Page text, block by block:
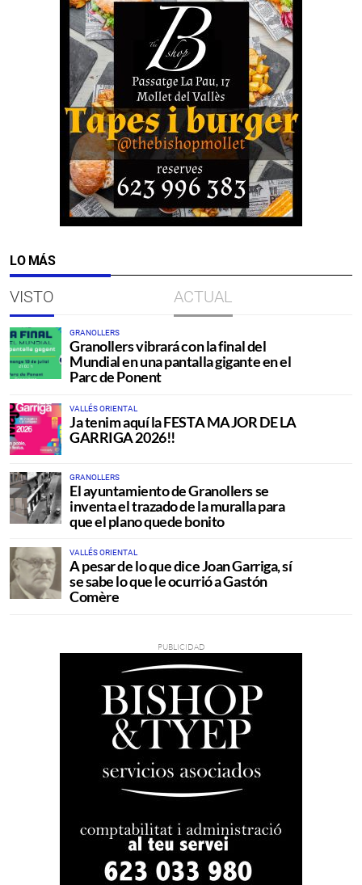
LO MÁS
VISTO ACTUAL
GRANOLLERS
Granollers vibrará con la final del
Mundial en una pantalla gigante en el
Parc de Ponent
VALLÉS ORIENTAL
Ja tenim aquí la FESTA MAJOR DE LA
GARRIGA 2026!!
GRANOLLERS
El ayuntamiento de Granollers se
inventa el trazado de la muralla para
que el plano quede bonito
VALLÉS ORIENTAL
A pesar de lo que dice Joan Garriga, sí
se sabe lo que le ocurrió a Gastón
Comère